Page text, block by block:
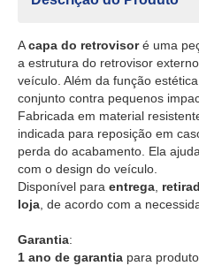
Acapa do retrovisoré uma
a estrutura do retrovisor
veículo. Além da função
conjunto contra pequenos
Fabricada em material
indicada para reposição em
perda do acabamento. Ela
com o design do veículo.
Disponível para entrega
loja , de acordo com a
Garantia:
1 ano de garantia para